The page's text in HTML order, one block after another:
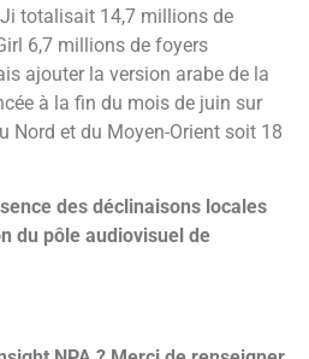
totalisait 14,7 millions de
6,7 millions de foyers
ajouter la version arabe de la
à la fin du mois de juin sur
Nord et du Moyen-Orient soit 18
des déclinaisons locales
du pôle audiovisuel de